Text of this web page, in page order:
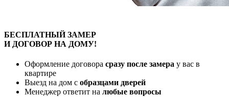
БЕСПЛАТНЫЙЗАМЕР
И ДОГОВОР НА ДОМУ!
Оформление договора сразу после замера у вас в
квартире
Выезд на дом с образцами дверей
Менеджер ответит на любые вопросы